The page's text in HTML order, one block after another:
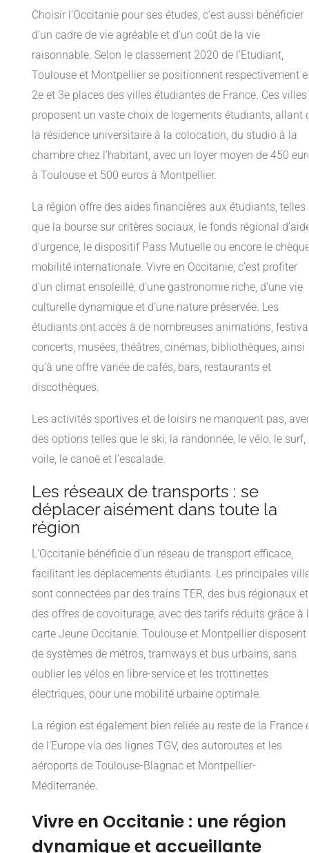
Choisir l’Occitanie pour ses études, c’est aussi bénéficier
d’un cadre de vie agréable et d’un coût de la vie
raisonnable. Selon le classement 2020 de l’Etudiant,
Toulouse et Montpellier se positionnent respectivement
2e et 3e places des villes étudiantes de France. Ces villes
proposent un vaste choix de logements étudiants, allant
la résidence universitaire à la colocation, du studio à la
chambre chez l’habitant, avec un loyer moyen de 450
à Toulouse et 500 euros à Montpellier.
La région offre des aides financières aux étudiants, telles
que la bourse sur critères sociaux, le fonds régional
d’urgence, le dispositif Pass Mutuelle ou encore le
mobilité internationale. Vivre en Occitanie, c’est profiter
d’un climat ensoleillé, d’une gastronomie riche, d’une vie
culturelle dynamique et d’une nature préservée. Les
étudiants ont accès à de nombreuses animations,
concerts, musées, théâtres, cinémas, bibliothèques, ainsi
qu’à une offre variée de cafés, bars, restaurants et
discothèques.
Les activités sportives et de loisirs ne manquent pas,
des options telles que le ski, la randonnée, le vélo, le surf,
voile, le canoë et l’escalade.
Les réseaux de transports : se
déplacer aisément dans toute la
région
L’Occitanie bénéficie d’un réseau de transport efficace,
facilitant les déplacements étudiants. Les principales
sont connectées par des trains TER, des bus régionaux et
des offres de covoiturage, avec des tarifs réduits grâce à
carte Jeune Occitanie. Toulouse et Montpellier disposent
de systèmes de métros, tramways et bus urbains, sans
oublier les vélos en libre-service et les trottinettes
électriques, pour une mobilité urbaine optimale.
La région est également bien reliée au reste de la France
de l’Europe via des lignes TGV, des autoroutes et les
aéroports de Toulouse-Blagnac et Montpellier-
Méditerranée.
Vivre en Occitanie : une région
dynamique et accueillante